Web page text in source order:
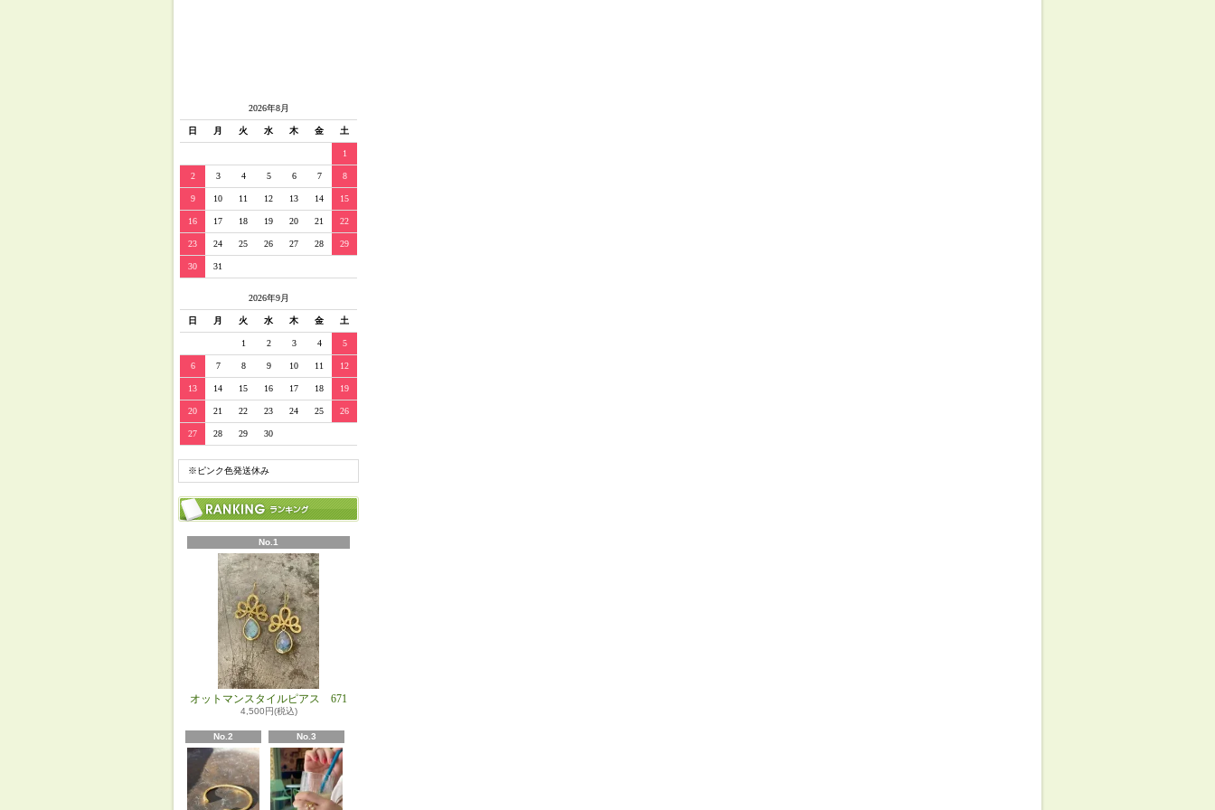
2026年8月
日 月 火 水 木 金 土
1
2 3 4 5 6 7 8
9 10 11 12 13 14 15
16 17 18 19 20 21 22
23 24 25 26 27 28 29
30 31
2026年9月
日 月 火 水 木 金 土
1 2 3 4 5
6 7 8 9 10 11 12
13 14 15 16 17 18 19
20 21 22 23 24 25 26
27 28 29 30
※ピンク色発送休み
No.1
オットマンスタイルピアス 671
4,500円(税込)
No.2 No.3